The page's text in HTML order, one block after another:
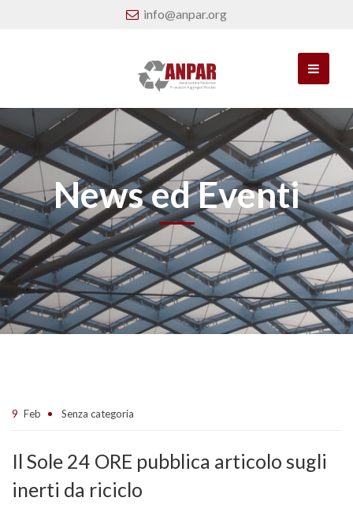
info@anpar.org
News ed Eventi
9 Feb Senza categoria
Il Sole 24 ORE pubblica articolo sugli
inerti da riciclo